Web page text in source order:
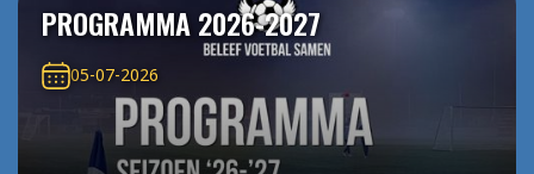
PROGRAMMA 2026-2027
05-07-2026